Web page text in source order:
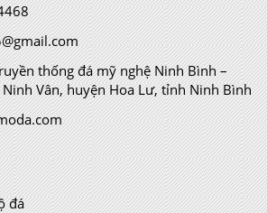
thống đá mỹ nghệ Ninh Bình –
Ninh Vân, huyện Hoa Lư, tỉnh Ninh Bình
đá